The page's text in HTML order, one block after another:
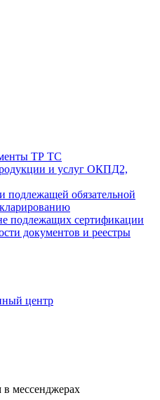
ТР ТС
и услуг ОКПД2,
подлежащей обязательной
подлежащих сертификации
документов и реестры
центр
в мессенджерах